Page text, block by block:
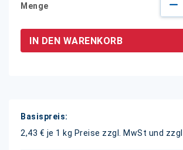
Menge
IN DEN WARENKORB
Weitere
Informationen
2,43 € je 1 kg Preise zzgl. MwSt und zzgl.